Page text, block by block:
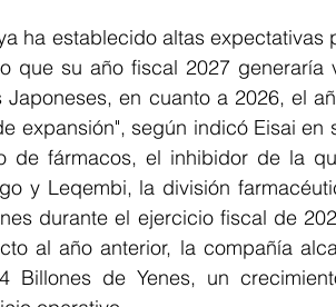
ha establecido altas
que su año fiscal 2027
Japoneses, en cuanto a 2026, el
expansión", según indicó Eisai
de fármacos, el inhibidor de la
y Leqembi, la división
durante el ejercicio fiscal de
al año anterior, la compañía
Billones de Yenes, un